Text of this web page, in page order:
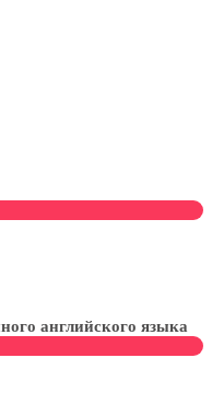
английского языка